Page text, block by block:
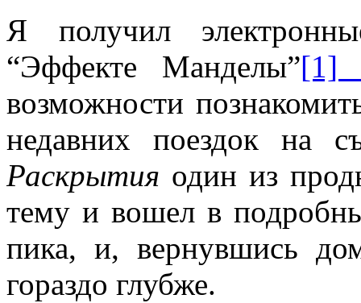
Я получил
“Эффекте Манделы”
возможности
недавних поездок на
Раскрытия один из
тему и вошел в
пика, и, вернувшись
гораздо глубже.